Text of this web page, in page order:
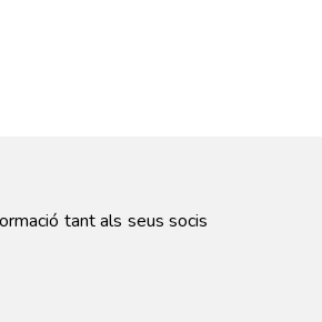
tant als seus socis